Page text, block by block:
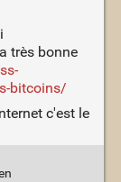
très bonne
bitcoins/
c'est le